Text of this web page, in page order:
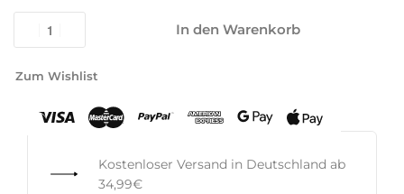
In den Warenkorb
Zum Wishlist
Kostenloser Versand in Deutschland ab
34,99€